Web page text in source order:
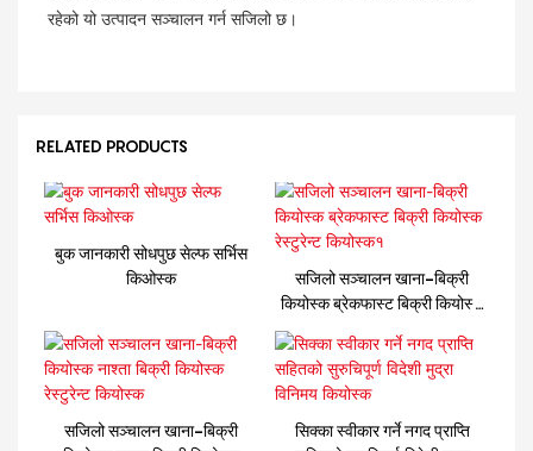
रहेको यो उत्पादन सञ्चालन गर्न सजिलो छ।
RELATED PRODUCTS
बुक जानकारी सोधपुछ सेल्फ सर्भिस
किओस्क
सजिलो सञ्चालन खाना-बिक्री
कियोस्क ब्रेकफास्ट बिक्री कियोस्क
सजिलो सञ्चालन खाना-बिक्री
सिक्का स्वीकार गर्ने नगद प्राप्ति